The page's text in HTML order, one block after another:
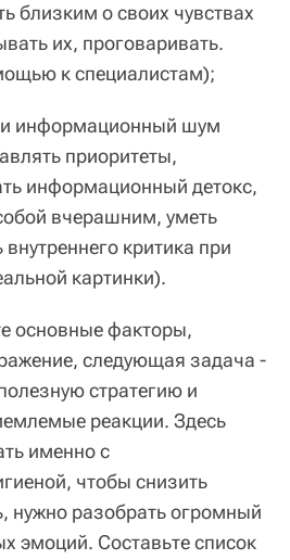
близким о своих чувствах
их, проговаривать.
к специалистам);
информационный шум
приоритеты,
информационный детокс,
вчерашним, уметь
критика при
картинки).
основные факторы,
следующая задача -
стратегию и
реакции. Здесь
именно с
чтобы снизить
нужно разобрать огромный
эмоций. Составьте список